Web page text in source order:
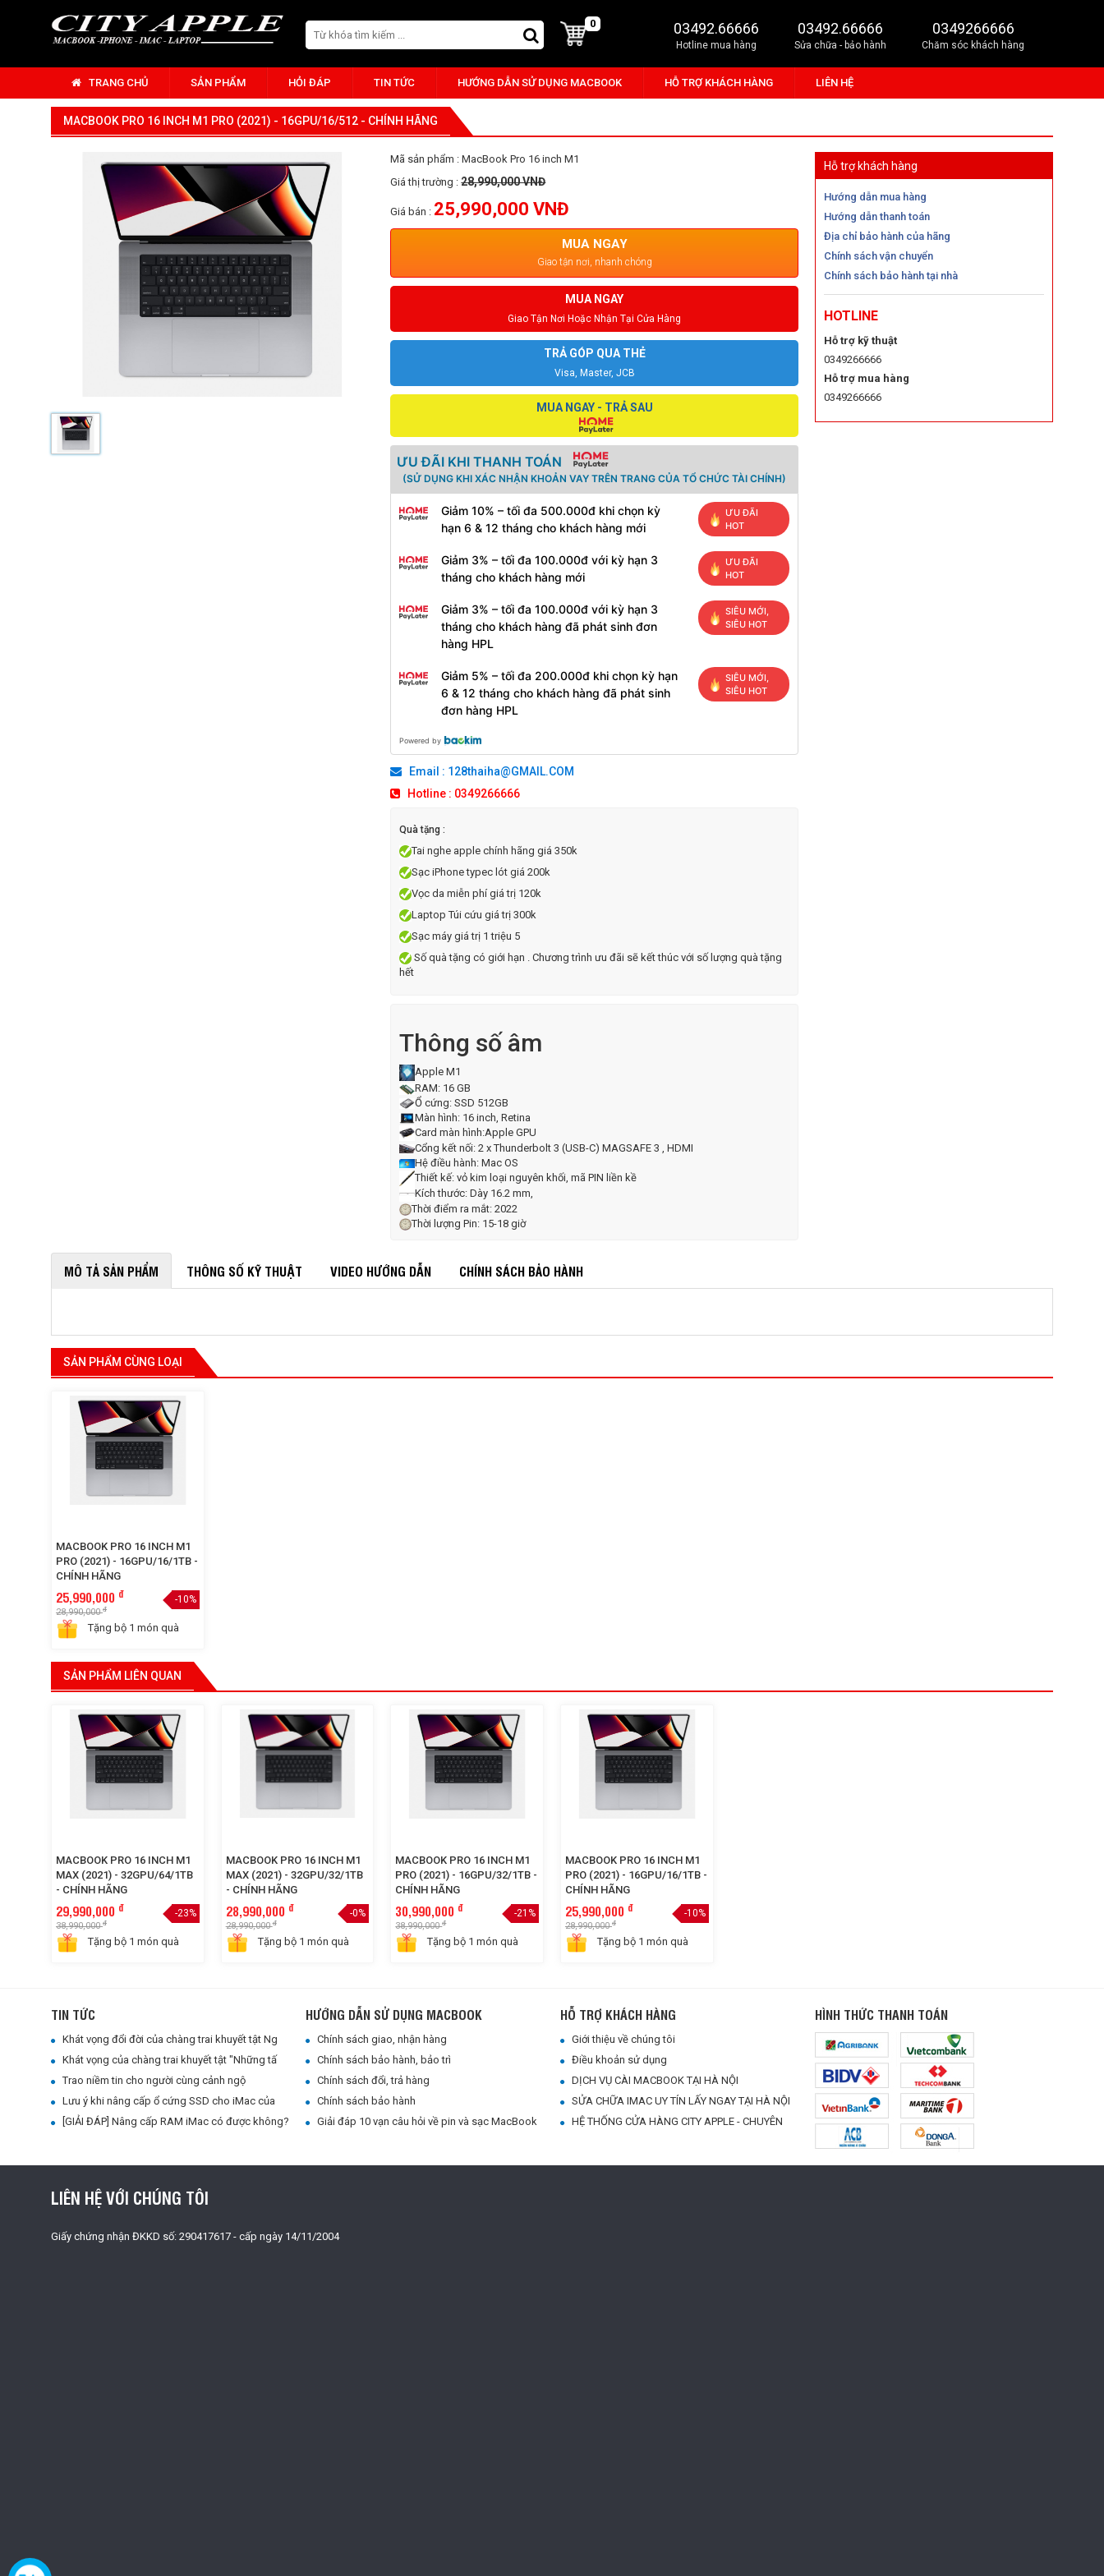
0 03492.66666
Hotline mua hàng
03492.66666
Sửa chữa - bảo hành
0349266666
Chăm sóc khách hàng
TRANG CHỦ SẢN PHẨM HỎI ĐÁP TIN TỨC HƯỚNG DẪN SỬ DỤNG MACBOOK HỖ TRỢ KHÁCH HÀNG LIÊN HỆ
MACBOOK PRO 16 INCH M1 PRO (2021) - 16GPU/16/512 - CHÍNH HÃNG
Mã sản phẩm : MacBook Pro 16 inch M1
Giá thị trường :28,990,000 VNĐ
Giá bán : 25,990,000 VNĐ
MUA NGAY
Giao tận nơi, nhanh chóng
MUA NGAY
Giao Tận Nơi Hoặc Nhận Tại Cửa Hàng
TRẢ GÓP QUA THẺ
Visa, Master, JCB
MUA NGAY - TRẢ SAU
ƯU ĐÃI KHI THANH TOÁN
(SỬ DỤNG KHI XÁC NHẬN KHOẢN VAY TRÊN TRANG CỦA TỔ CHỨC TÀI CHÍNH)
Giảm 10% – tối đa 500.000đ khi chọn kỳ
hạn 6 & 12 tháng cho khách hàng mới
ƯU ĐÃI
HOT
Giảm 3% – tối đa 100.000đ với kỳ hạn 3
tháng cho khách hàng mới
ƯU ĐÃI
HOT
Giảm 3% – tối đa 100.000đ với kỳ hạn 3
tháng cho khách hàng đã phát sinh đơn
hàng HPL
SIÊU MỚI,
SIÊU HOT
Giảm 5% – tối đa 200.000đ khi chọn kỳ hạn
6 & 12 tháng cho khách hàng đã phát sinh
đơn hàng HPL
SIÊU MỚI,
SIÊU HOT
Powered by
Email : 128thaiha@GMAIL.COM
Hotline : 0349266666
Quà tặng :
Tai nghe apple chính hãng giá 350k
Sạc iPhone typec lót giá 200k
Vọc da miễn phí giá trị 120k
Laptop Túi cứu giá trị 300k
Sạc máy giá trị 1 triệu 5
Số quà tặng có giới hạn . Chương trình ưu đãi sẽ kết thúc với số lượng quà tặng
hết
Thông số âm
Apple M1
RAM: 16 GB
Ổ cứng: SSD 512GB
Màn hình: 16 inch, Retina
Card màn hình:Apple GPU
Cổng kết nối: 2 x Thunderbolt 3 (USB-C) MAGSAFE 3 , HDMI
Hệ điều hành: Mac OS
Thiết kế: vỏ kim loại nguyên khối, mã PIN liền kề
Kích thước: Dày 16.2 mm,
Thời điểm ra mắt: 2022
Thời lượng Pin: 15-18 giờ
Hỗ trợ khách hàng
Hướng dẫn mua hàng
Hướng dẫn thanh toán
Địa chỉ bảo hành của hãng
Chính sách vận chuyển
Chính sách bảo hành tại nhà
HOTLINE
Hỗ trợ kỹ thuật
0349266666
Hỗ trợ mua hàng
0349266666
MÔ TẢ SẢN PHẨM THÔNG SỐ KỸ THUẬT VIDEO HƯỚNG DẪN CHÍNH SÁCH BẢO HÀNH
SẢN PHẨM CÙNG LOẠI
MACBOOK PRO 16 INCH M1
PRO (2021) - 16GPU/16/1TB -
CHÍNH HÃNG
25,990,000 đ
28,990,000đ
-10%
Tặng bộ 1 món quà
SẢN PHẨM LIÊN QUAN
MACBOOK PRO 16 INCH M1
MAX (2021) - 32GPU/64/1TB
- CHÍNH HÃNG
29,990,000 đ
38,990,000đ
-23%
Tặng bộ 1 món quà
MACBOOK PRO 16 INCH M1
MAX (2021) - 32GPU/32/1TB
- CHÍNH HÃNG
28,990,000 đ
28,990,000đ
-0%
Tặng bộ 1 món quà
MACBOOK PRO 16 INCH M1
PRO (2021) - 16GPU/32/1TB -
CHÍNH HÃNG
30,990,000 đ
38,990,000đ
-21%
Tặng bộ 1 món quà
MACBOOK PRO 16 INCH M1
PRO (2021) - 16GPU/16/1TB -
CHÍNH HÃNG
25,990,000 đ
28,990,000đ
-10%
Tặng bộ 1 món quà
TIN TỨC
Khát vọng đổi đời của chàng trai khuyết tật Nguyễn Hữu Chuyền
Khát vọng của chàng trai khuyết tật "Những tấm gương bình dị mà cao quý"
Trao niềm tin cho người cùng cảnh ngộ
Lưu ý khi nâng cấp ổ cứng SSD cho iMac của bạn
[GIẢI ĐÁP] Nâng cấp RAM iMac có được không?
HƯỚNG DẪN SỬ DỤNG MACBOOK
Chính sách giao, nhận hàng
Chính sách bảo hành, bảo trì
Chính sách đổi, trả hàng
Chính sách bảo hành
Giải đáp 10 vạn câu hỏi về pin và sạc MacBook
HỖ TRỢ KHÁCH HÀNG
Giới thiệu về chúng tôi
Điều khoản sử dụng
DỊCH VỤ CÀI MACBOOK TẠI HÀ NỘI
SỬA CHỮA IMAC UY TÍN LẤY NGAY TẠI HÀ NỘI
HỆ THỐNG CỬA HÀNG CITY APPLE - CHUYÊN MACBOOK IMAC IPHONE
HÌNH THỨC THANH TOÁN
LIÊN HỆ VỚI CHÚNG TÔI
Giấy chứng nhận ĐKKD số: 290417617 - cấp ngày 14/11/2004